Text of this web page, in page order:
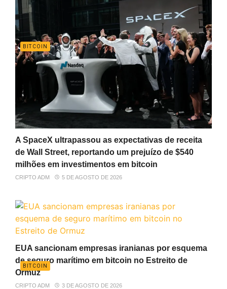
BITCOIN
A SpaceX ultrapassou as expectativas de receita
de Wall Street, reportando um prejuízo de $540
milhões em investimentos em bitcoin
CRIPTO ADM 5 DE AGOSTO DE 2026
BITCOIN
EUA sancionam empresas iranianas por esquema
de seguro marítimo em bitcoin no Estreito de
Ormuz
CRIPTO ADM 3 DE AGOSTO DE 2026